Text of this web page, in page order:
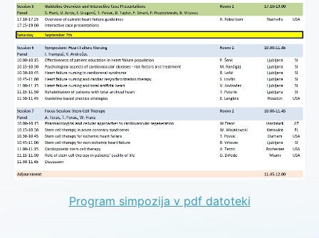
Program simpozija v pdf datoteki